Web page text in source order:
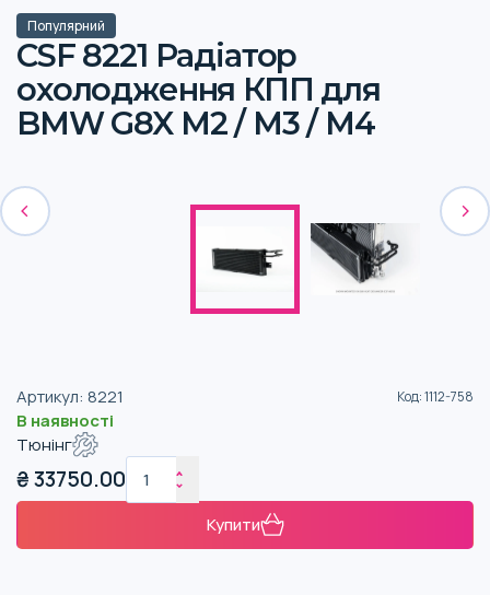
Популярний
CSF 8221 Радіатор
охолодження КПП для
BMW G8X M2 / M3 / M4
Артикул: 8221 Код:1112-758
В наявності
Тюнінг
₴33750.00
Купити